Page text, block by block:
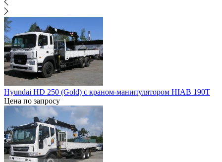
Hyundai HD 250 (Gold) c краном-манипулятором HIAB 190T
Цена по запросу